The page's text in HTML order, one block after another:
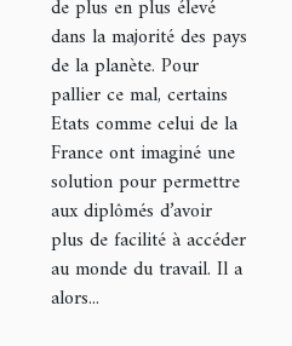
de plus en plus élevé
dans la majorité des pays
de la planète. Pour
pallier ce mal, certains
Etats comme celui de la
France ont imaginé une
solution pour permettre
aux diplômés d’avoir
plus de facilité à accéder
au monde du travail. Il a
alors...